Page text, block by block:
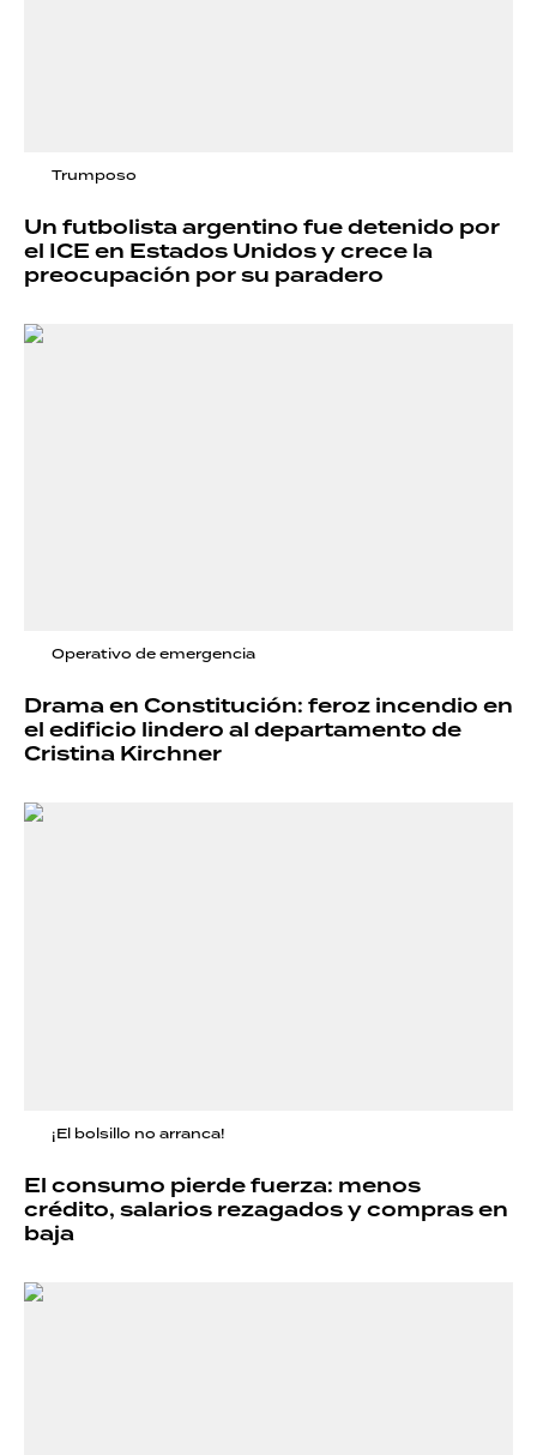
Trumposo
Un futbolista argentino fue detenido por
el ICE en Estados Unidos y crece la
preocupación por su paradero
Operativo de emergencia
Drama en Constitución: feroz incendio en
el edificio lindero al departamento de
Cristina Kirchner
¡El bolsillo no arranca!
El consumo pierde fuerza: menos
crédito, salarios rezagados y compras en
baja